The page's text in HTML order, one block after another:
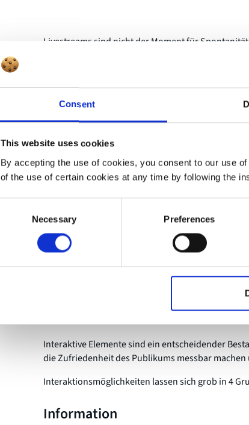
Consent
This website uses cookies
By accepting the use of cookies, you consent to our use
of the use of certain cookies at any time by following the
Necessary Preferences
Livestreams sind nicht der Moment für
oder Ablaufplan sorgt für einen reibungslosen
Präsentationen, Grafiken und andere visuelle
inhaltlich und zeitlich sitzt. Promoten Sie Ihre
so können Erwartungen auf Augenhöhe gesteckt
Die technische Vorbereitung spielt ebenfalls eine
professionell und relevant wahrgenommen
Kommunikationskanäle. Wo finden Sie Ihre
Durch eine sorgfältige Planung und Vorbereitung
nachhaltig beeindrucken.
2. Interaktive Livestreams
Wie oft haben Sie sich während eines
es aktiv und engagiert dabei? Haben Sie seine
kommen Ihre Inhalte bei ihnen an?
Interaktive Elemente sind ein entscheidender
die Zufriedenheit des Publikums messbar
Interaktionsmöglichkeiten lassen sich grob in 4
Information